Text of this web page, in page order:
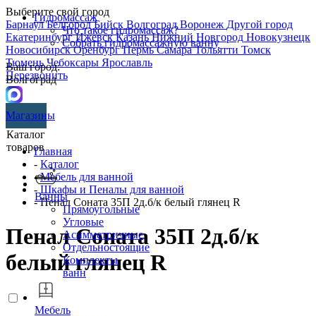
Выберите свой город
БарнаулБелгородБийск ВолгоградВоронеж Другой город
ЕкатеринбургИжевскКазаньНижний Новгород Новокузнецк
НовосибирскОренбургПермьСамараТольятти Томск
ТюменьЧебоксары Ярославль
Перезвонить
Гидромассаж
Что такое гидромассаж?
Собрать гидромассажную ванну
Ваш город:
Волгоград
Магазины
Каталог
товаров
Ванны
Прямоугольные
Угловые
Асимметричные
Отдельностоящие
Комплекты
ванн
Мебель
Главная
- Каталог
-Мебель для ванной
- Шкафы и Пеналы для ванной
- Пенал Соната 35П 2д.б/к белый глянец R
Пенал Соната 35П 2д.б/к
белый глянец R